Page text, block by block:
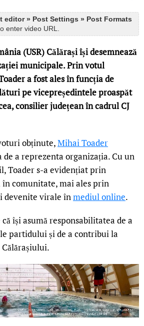
editor » Post Settings » Post Formats
enter video URL.
(USR) Călărași își desemnează
municipale. Prin votul
a fost ales în funcția de
pe vicepreședintele proaspăt
consilier județean în cadrul CJ
obținute,Mihai Toader
a reprezenta organizația. Cu un
Toader s-a evidențiat prin
comunitate, mai ales prin
devenite virale înmediul online.
își asumă responsabilitatea de a
partidului și de a contribui la